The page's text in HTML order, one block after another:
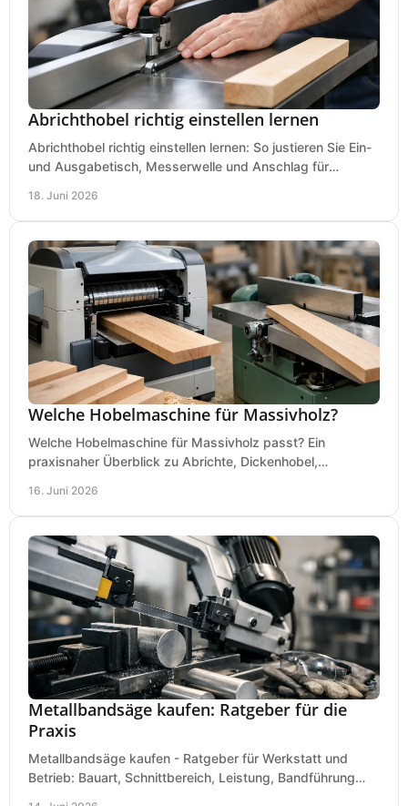
Abrichthobel richtig einstellen lernen
Abrichthobel richtig einstellen lernen: So justieren Sie Ein-
und Ausgabetisch, Messerwelle und Anschlag für
18. Juni 2026
Welche Hobelmaschine für Massivholz?
Welche Hobelmaschine für Massivholz passt? Ein
praxisnaher Überblick zu Abrichte, Dickenhobel,
16. Juni 2026
Metallbandsäge kaufen: Ratgeber für die
Praxis
Metallbandsäge kaufen - Ratgeber für Werkstatt und
Betrieb: Bauart, Schnittbereich, Leistung, Bandführung